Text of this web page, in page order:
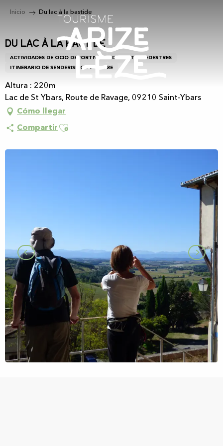
principal
Inicio Du lac à la bastide
Du lac à la bastide
ACTIVIDADES DE OCIO DEPORTIVO
DEPORTES PEDESTRES
ITINERARIO DE SENDERISMO PEDESTRE
Altura : 220m
Lac de St Ybars, Route de Ravage, 09210 Saint-Ybars
Cómo llegar
Compartir Ajouter aux favoris